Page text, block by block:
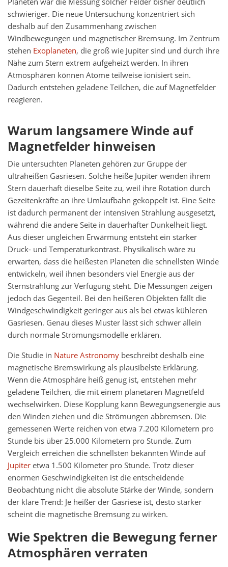
schwieriger. Die neue Untersuchung konzentriert sich
deshalb auf den Zusammenhang zwischen
Windbewegungen und magnetischer Bremsung. Im Zentrum
stehen Exoplaneten, die groß wie Jupiter sind und durch ihre
Nähe zum Stern extrem aufgeheizt werden. In ihren
Atmosphären können Atome teilweise ionisiert sein.
Dadurch entstehen geladene Teilchen, die auf Magnetfelder
reagieren.
Warum langsamere Winde auf
Magnetfelder hinweisen
Die untersuchten Planeten gehören zur Gruppe der
ultraheißen Gasriesen. Solche heiße Jupiter wenden ihrem
Stern dauerhaft dieselbe Seite zu, weil ihre Rotation durch
Gezeitenkräfte an ihre Umlaufbahn gekoppelt ist. Eine Seite
ist dadurch permanent der intensiven Strahlung ausgesetzt,
während die andere Seite in dauerhafter Dunkelheit liegt.
Aus dieser ungleichen Erwärmung entsteht ein starker
Druck- und Temperaturkontrast. Physikalisch wäre zu
erwarten, dass die heißesten Planeten die schnellsten Winde
entwickeln, weil ihnen besonders viel Energie aus der
Sternstrahlung zur Verfügung steht. Die Messungen zeigen
jedoch das Gegenteil. Bei den heißeren Objekten fällt die
Windgeschwindigkeit geringer aus als bei etwas kühleren
Gasriesen. Genau dieses Muster lässt sich schwer allein
durch normale Strömungsmodelle erklären.
Die Studie in Nature Astronomy beschreibt deshalb eine
magnetische Bremswirkung als plausibelste Erklärung.
Wenn die Atmosphäre heiß genug ist, entstehen mehr
geladene Teilchen, die mit einem planetaren Magnetfeld
wechselwirken. Diese Kopplung kann Bewegungsenergie aus
den Winden ziehen und die Strömungen abbremsen. Die
gemessenen Werte reichen von etwa 7.200 Kilometern pro
Stunde bis über 25.000 Kilometern pro Stunde. Zum
Vergleich erreichen die schnellsten bekannten Winde auf
Jupiter etwa 1.500 Kilometer pro Stunde. Trotz dieser
enormen Geschwindigkeiten ist die entscheidende
Beobachtung nicht die absolute Stärke der Winde, sondern
der klare Trend: Je heißer der Gasriese ist, desto stärker
scheint die magnetische Bremsung zu wirken.
Wie Spektren die Bewegung ferner
Atmosphären verraten